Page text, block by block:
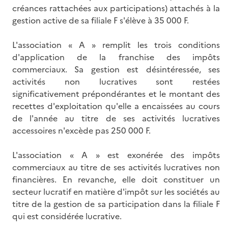
créances rattachées aux participations) attachés à la
gestion active de sa filiale F s'élève à 35 000 F.
L'association « A » remplit les trois conditions
d'application de la franchise des impôts
commerciaux. Sa gestion est désintéressée, ses
activités non lucratives sont restées
significativement prépondérantes et le montant des
recettes d'exploitation qu'elle a encaissées au cours
de l'année au titre de ses activités lucratives
accessoires n'excède pas 250 000 F.
L'association « A » est exonérée des impôts
commerciaux au titre de ses activités lucratives non
financières. En revanche, elle doit constituer un
secteur lucratif en matière d'impôt sur les sociétés au
titre de la gestion de sa participation dans la filiale F
qui est considérée lucrative.